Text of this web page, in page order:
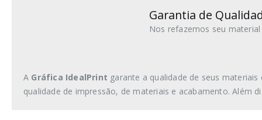
Garantia de
Nos refazemos seu
A Gráfica IdealPrint garante a qualidade de seus
qualidade de impressão, de materiais e acabamento.